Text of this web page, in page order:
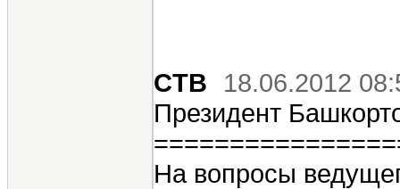
CTB
18.06.2012
Президент
На вопросы